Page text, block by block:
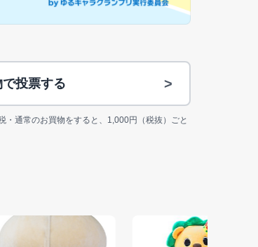
投票する >
通常のお買物をすると、1,000円（税抜）ごと